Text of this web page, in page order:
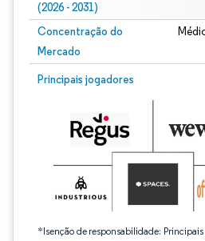
(2026 - 2031)
Concentração do
Mercado
Principais jogadores
*Isenção de responsabilidade:
Imagem © Mordor Intelligence. O reuso